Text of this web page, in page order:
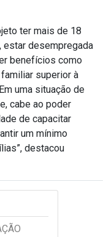
ter mais de 18
estar desempregada
benefícios como
superior à
uma situação de
cabe ao poder
de capacitar
um mínimo
destacou